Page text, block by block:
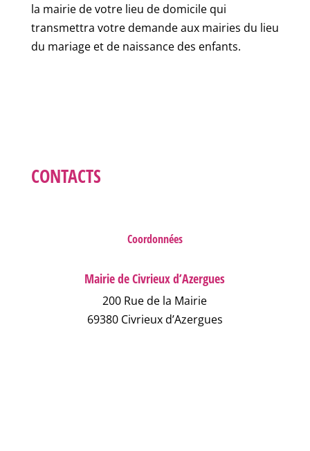
la mairie de votre lieu de domicile qui
transmettra votre demande aux mairies du lieu
du mariage et de naissance des enfants.
CONTACTS
Coordonnées
Mairie de Civrieux d’Azergues
200 Rue de la Mairie
69380 Civrieux d’Azergues